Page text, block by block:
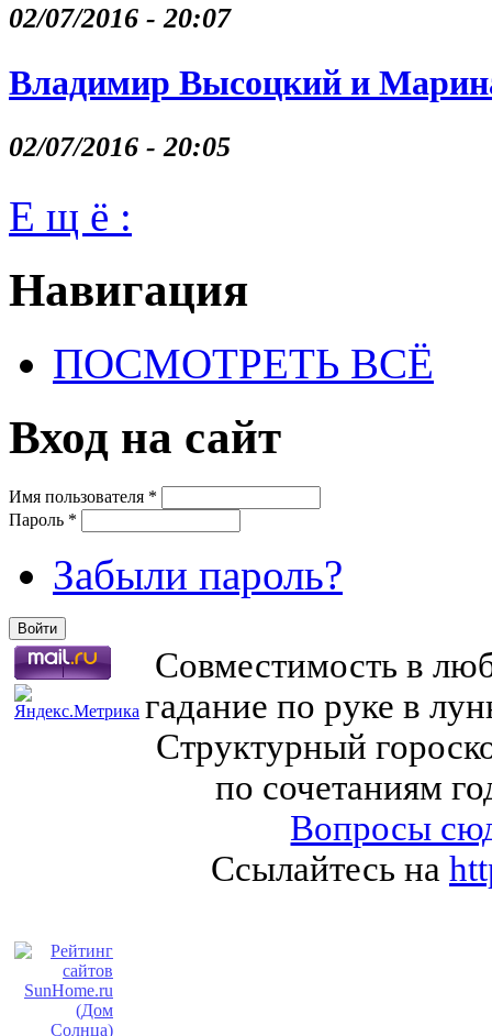
02/07/2016 - 20:07
Владимир Высоцкий и
02/07/2016 - 20:05
Е щ ё :
Навигация
ПОСМОТРЕТЬ ВСЁ
Вход на сайт
Имя пользователя *
Пароль *
Забыли пароль?
Совместимость в
гадание по руке в
Структурный
по сочетаниям
Вопросы
Ссылайтесь на